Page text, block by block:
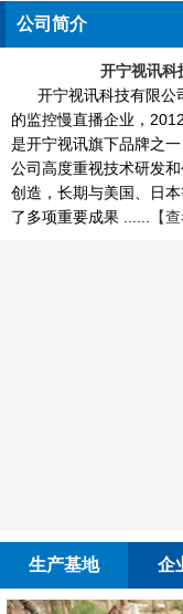
公司简介
开宁视讯科
开宁视讯科技有限公
的监控慢直播企业，
是开宁视讯旗下品牌之
公司高度重视技术研发
创造，长期与美国、日
了多项重要成果 ......
【
生产基地 企